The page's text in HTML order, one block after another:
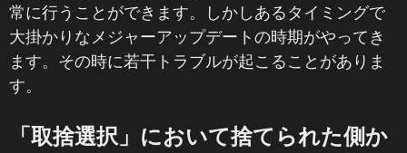
常に行うことができます。しかしあるタイミングで
大掛かりなメジャーアップデートの時期がやってき
ます。その時に若干トラブルが起こることがありま
す。
「取捨選択」において捨てられた側か